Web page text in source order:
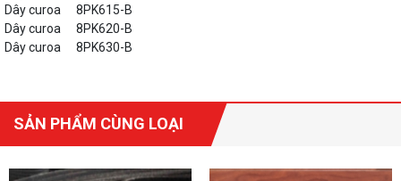
Dây curoa
8PK615-B
Dây curoa
8PK620-B
Dây curoa
8PK630-B
SẢN PHẨM CÙNG LOẠI